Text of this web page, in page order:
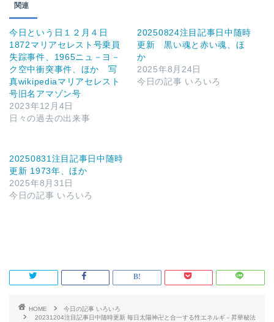
関連
今日という日１２月４日
1872マリアセレスト号乗員
失踪事件、1965ニュ－ヨ－
ク空中衝突事件、ほか 写
真wikipediaマリアセレスト
号旧名アマゾン号
2023年12月4日
日々の過去の出来事
20250824注目記事日中随時
更新 黒い魂と赤い魂、ほ
か
2025年8月24日
今日の記事 いろいろ
20250831注目記事日中随時
更新 1973年、ほか
2025年8月31日
今日の記事 いろいろ
HOME
今日の記事 いろいろ
20231204注目記事日中随時更新 毎日太陽神卍と合一する性エネルギ－昇華秘法